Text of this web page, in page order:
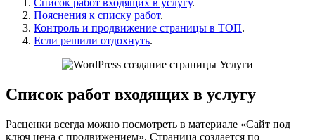
Пояснения к списку работ.
Контроль и продвижение страницы в ТОП.
Если решили отдохнуть.
Список работ входящих в услугу
Расценки всегда можно посмотреть в материале «Сайт под
ключ цена с продвижением». Страница создается по